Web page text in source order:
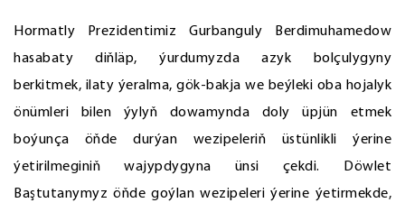
Hormatly Prezidentimiz Gurbanguly Berdimuhamedow
hasabaty diňläp, ýurdumyzda azyk bolçulygyny
berkitmek, ilaty ýeralma, gök-bakja we beýleki oba hojalyk
önümleri bilen ýylyň dowamynda doly üpjün etmek
boýunça öňde durýan wezipeleriň üstünlikli ýerine
ýetirilmeginiň wajypdygyna ünsi çekdi. Döwlet
Baştutanymyz öňde goýlan wezipeleri ýerine ýetirmekde,